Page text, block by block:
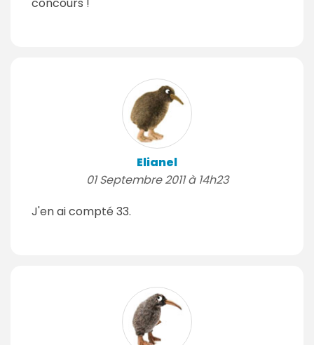
Elianel
01 Septembre 2011 à 14h23
J'en ai compté 33.